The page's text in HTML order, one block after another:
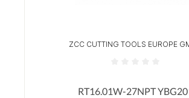
ZCC CUTTING TOOLS EUROPE
RT16.01W-27NPT